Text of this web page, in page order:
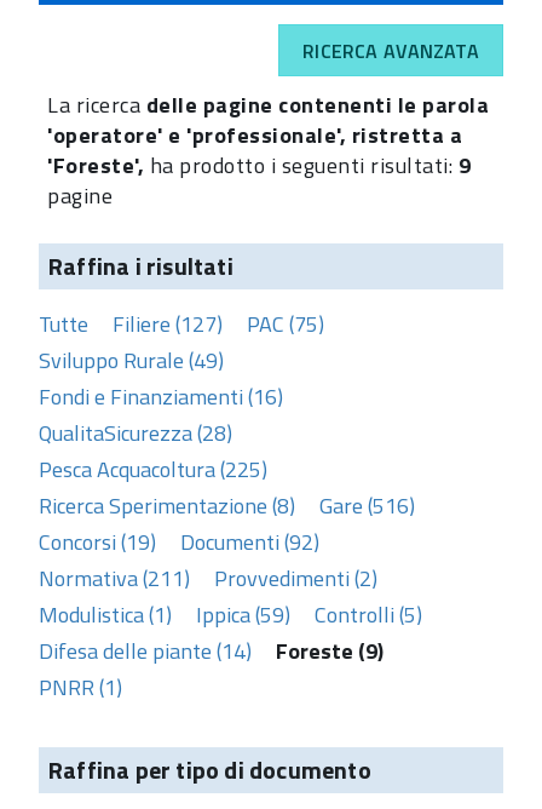
RICERCA AVANZATA
La ricerca delle pagine contenenti le parola
'operatore' e 'professionale', ristretta a
'Foreste', ha prodotto i seguenti risultati: 9
pagine
Raffina i risultati
Tutte Filiere (127)
PAC (75)
Sviluppo Rurale (49)
Fondi e Finanziamenti (16)
QualitaSicurezza (28)
Pesca Acquacoltura (225)
Ricerca Sperimentazione (8)
Gare (516)
Concorsi (19)
Documenti (92)
Normativa (211)
Provvedimenti (2)
Modulistica (1)
Ippica (59)
Controlli (5)
Difesa delle piante (14)
Foreste (9)
PNRR (1)
Raffina per tipo di documento